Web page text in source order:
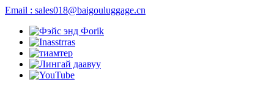
Email : sales018@baigouluggage.cn